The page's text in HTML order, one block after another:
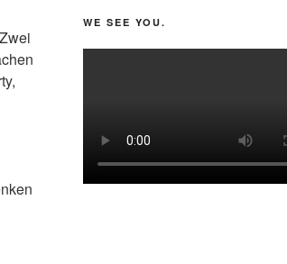
WE SEE YOU.